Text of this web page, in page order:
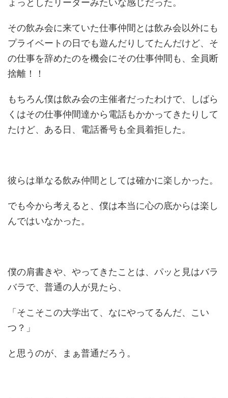
ょっとしたリーダーみたいな感じだった。
その飲み会に来ていた仕事仲間とは飲み会以外にも
プライベートの日でも遊んだりしてたんだけど、そ
の仕事を辞めたのを機会にその仕事仲間も、全員断
捨離！！
もちろん僕は飲み会の主催者だったわけで、しばら
くはその仕事仲間達から電話もかかってきたりして
たけど、ある日、電話番号も全員着拒した。
彼らは単なる飲み仲間としては確かに楽しかった。
でも今から考えると、僕は本当に心の底からは楽し
んではいなかった。
僕の肩書きや、やってきたことは、パッと見はバラ
バラで、普通の人が見たら、
「そこそこの大学出て、なにやってるんだ、こい
つ？」
と思うのが、まぁ普通だろう。